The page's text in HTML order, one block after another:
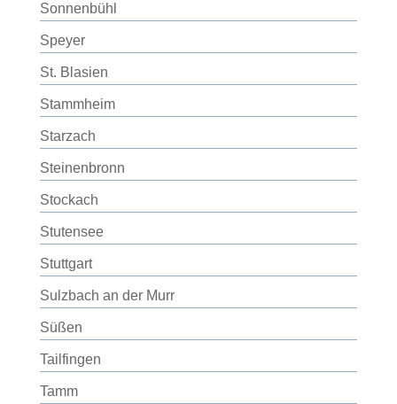
Sonnenbühl
Speyer
St. Blasien
Stammheim
Starzach
Steinenbronn
Stockach
Stutensee
Stuttgart
Sulzbach an der Murr
Süßen
Tailfingen
Tamm